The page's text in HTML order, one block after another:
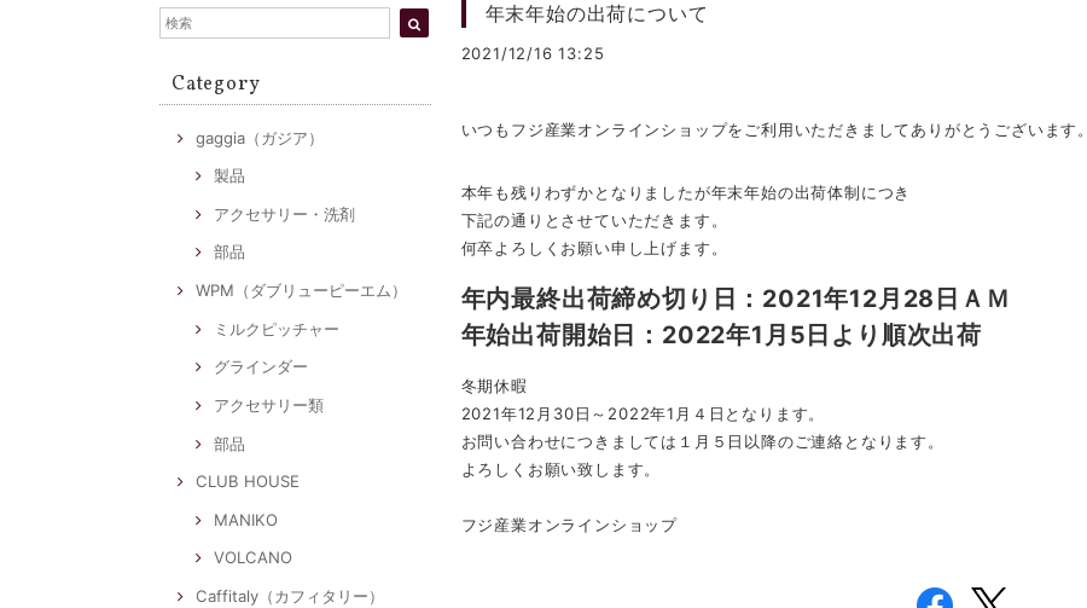
Category
gaggia（ガジア）
製品
アクセサリー・洗剤
部品
WPM（ダブリューピーエム）
ミルクピッチャー
グラインダー
アクセサリー類
部品
CLUB HOUSE
MANIKO
VOLCANO
Caffitaly（カフィタリー）
年末年始の出荷について
2021/12/16 13:25
いつもフジ産業オンラインショップをご利用いただきましてありがとうございます。
本年も残りわずかとなりましたが年末年始の出荷体制につき
下記の通りとさせていただきます。
何卒よろしくお願い申し上げます。
年内最終出荷締め切り日：2021年12月28日ＡＭ
年始出荷開始日：2022年1月5日より順次出荷
冬期休暇
2021年12月30日～2022年1月４日となります。
お問い合わせにつきましては１月５日以降のご連絡となります。
よろしくお願い致します。
フジ産業オンラインショップ